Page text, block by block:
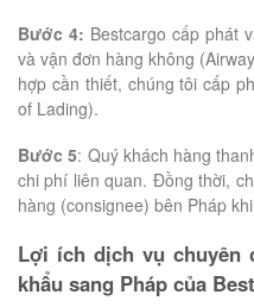
Bước 4: Bestcargo cấp phát
và vận đơn hàng không
hợp cần thiết, chúng tôi cấp
of Lading).
Bước 5: Quý khách hàng
chi phí liên quan. Đồng thời,
hàng (consignee) bên Pháp
Lợi ích dịch vụ chuyên
khẩu sang Pháp của